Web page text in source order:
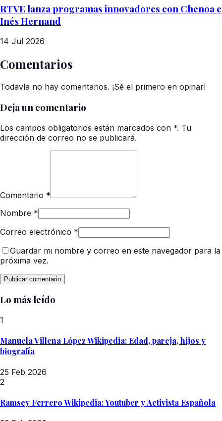
RTVE lanza programas innovadores con Chenoa e
Inés Hernand
14 Jul 2026
Comentarios
Todavía no hay comentarios. ¡Sé el primero en opinar!
Deja un comentario
Los campos obligatorios están marcados con *. Tu
dirección de correo no se publicará.
Comentario *
Nombre *
Correo electrónico *
Guardar mi nombre y correo en este navegador para la
próxima vez.
Lo más leído
1
Manuela Villena López Wikipedia: Edad, pareja, hijos y
biografía
25 Feb 2026
2
Ramsey Ferrero Wikipedia: Youtuber y Activista Española